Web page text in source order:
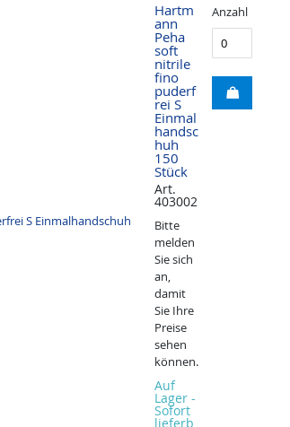
Hartm
ann
Peha
soft
nitrile
fino
puderf
rei S
Einmal
handsc
huh
150
Stück
Art.
403002
Bitte
melden
Sie sich
an,
damit
Sie Ihre
Preise
sehen
können.
Auf
Lager -
Sofort
lieferb
Anzahl